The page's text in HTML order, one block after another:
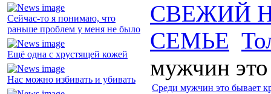
Сейчас-то я понимаю, что
раньше проблем у меня не было
Ещё одна с хрустящей кожей
Нас можно избивать и убивать
СВЕЖИЙ
СЕМЬЕ
мужчин это
Среди мужчин это бывает